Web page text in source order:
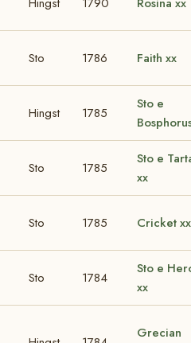
Sto 1786 Faith xx
Hingst 1785
Sto e
Sto 1785
Sto e
xx
Sto 1785 Cricket xx
Sto 1784
Sto e
xx
Grecian